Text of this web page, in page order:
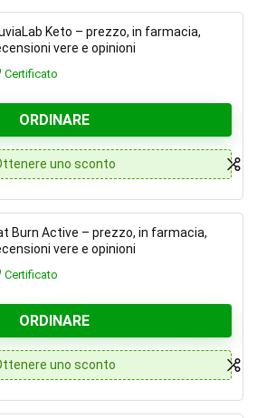
Keto – prezzo, in farmacia,
vere e opinioni
Certificato
ORDINARE
uno sconto
Burn Active – prezzo, in farmacia,
vere e opinioni
Certificato
ORDINARE
uno sconto